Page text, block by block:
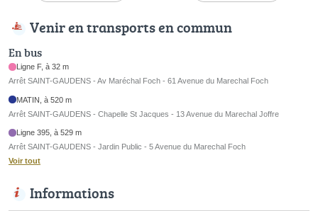
Venir en transports en commun
En bus
Ligne F, à 32 m
Arrêt SAINT-GAUDENS - Av Maréchal Foch - 61 Avenue du Marechal Foch
MATIN, à 520 m
Arrêt SAINT-GAUDENS - Chapelle St Jacques - 13 Avenue du Marechal Joffre
Ligne 395, à 529 m
Arrêt SAINT-GAUDENS - Jardin Public - 5 Avenue du Marechal Foch
Voir tout
Informations